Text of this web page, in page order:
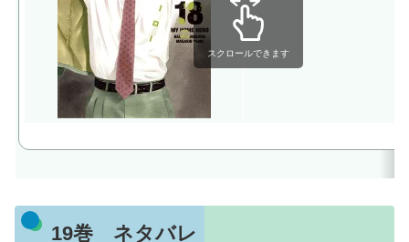
スクロールできます
19巻 ネタバレ